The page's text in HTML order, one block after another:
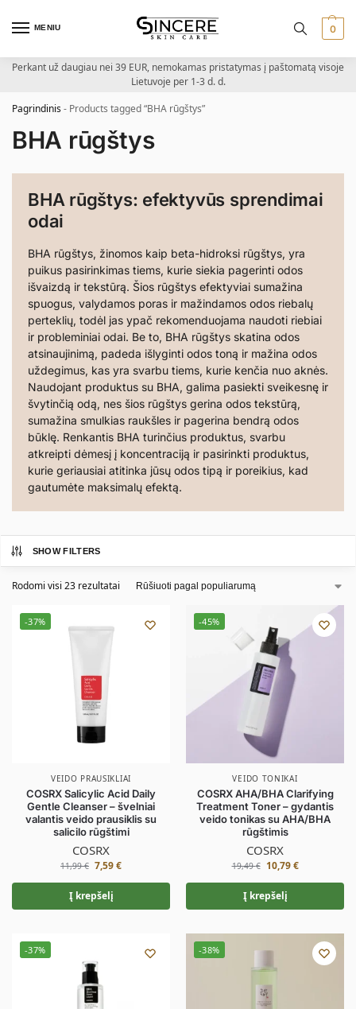
MENIU 0
Perkant už daugiau nei 39 EUR, nemokamas pristatymas į paštomatą visoje
Lietuvoje per 1-3 d. d.
Pagrindinis- Products tagged “BHA rūgštys”
BHA rūgštys
BHA rūgštys: efektyvūs sprendimai
odai
BHA rūgštys, žinomos kaip beta-hidroksi rūgštys, yra
puikus pasirinkimas tiems, kurie siekia pagerinti odos
išvaizdą ir tekstūrą. Šios rūgštys efektyviai sumažina
spuogus, valydamos poras ir mažindamos odos riebalų
perteklių, todėl jas ypač rekomenduojama naudoti riebiai
ir probleminiai odai. Be to, BHA rūgštys skatina odos
atsinaujinimą, padeda išlyginti odos toną ir mažina odos
uždegimus, kas yra svarbu tiems, kurie kenčia nuo aknės.
Naudojant produktus su BHA, galima pasiekti sveikesnę ir
švytinčią odą, nes šios rūgštys gerina odos tekstūrą,
sumažina smulkias raukšles ir pagerina bendrą odos
būklę. Renkantis BHA turinčius produktus, svarbu
atkreipti dėmesį į koncentraciją ir pasirinkti produktus,
kurie geriausiai atitinka jūsų odos tipą ir poreikius, kad
gautumėte maksimalų efektą.
SHOW FILTERS
Rodomi visi 23 rezultatai
-37%
VEIDO PRAUSIKLIAI
COSRX Salicylic Acid Daily
Gentle Cleanser – švelniai
valantis veido prausiklis su
salicilo rūgštimi
COSRX
11,99€ 7,59€
Į krepšelį
-45%
VEIDO TONIKAI
COSRX AHA/BHA Clarifying
Treatment Toner – gydantis
veido tonikas su AHA/BHA
rūgštimis
COSRX
19,49€ 10,79€
Į krepšelį
-37% -38%